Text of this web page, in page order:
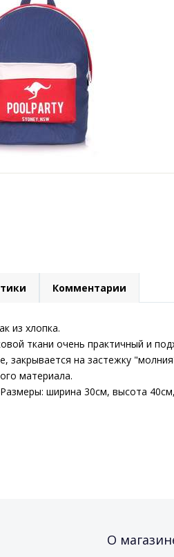
Комментарии
из хлопка.
ткани очень практичный и
закрывается на застежку
материала.
ширина 30см, высота
О